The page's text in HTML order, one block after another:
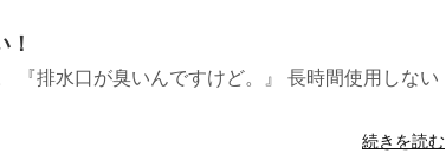
『排水口が臭いんですけど。』 長時間使用しない
続きを読む